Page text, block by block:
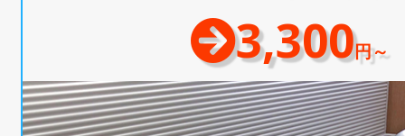
3,300円～